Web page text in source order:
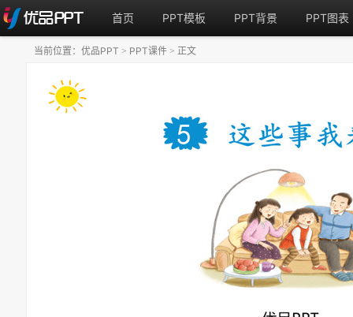
首页 PPT模板 PPT背景 PPT图表
当前位置： 优品PPT > PPT课件 > 正文